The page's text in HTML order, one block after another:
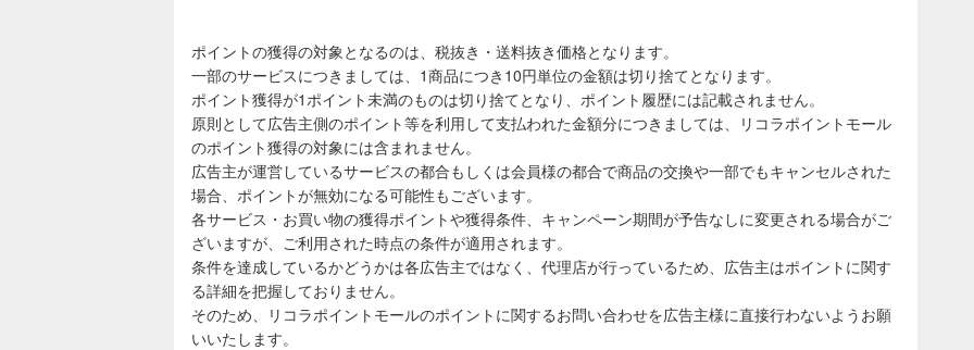
ポイントの獲得の対象となるのは、税抜き・送料抜き価格となります。
一部のサービスにつきましては、1商品につき10円単位の金額は切り捨てとなります。
ポイント獲得が1ポイント未満のものは切り捨てとなり、ポイント履歴には記載されません。
原則として広告主側のポイント等を利用して支払われた金額分につきましては、リコラポイントモール
のポイント獲得の対象には含まれません。
広告主が運営しているサービスの都合もしくは会員様の都合で商品の交換や一部でもキャンセルされた
場合、ポイントが無効になる可能性もございます。
各サービス・お買い物の獲得ポイントや獲得条件、キャンペーン期間が予告なしに変更される場合がご
ざいますが、ご利用された時点の条件が適用されます。
条件を達成しているかどうかは各広告主ではなく、代理店が行っているため、広告主はポイントに関す
る詳細を把握しておりません。
そのため、リコラポイントモールのポイントに関するお問い合わせを広告主様に直接行わないようお願
いいたします。